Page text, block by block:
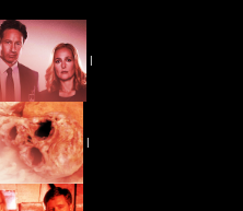
|
|